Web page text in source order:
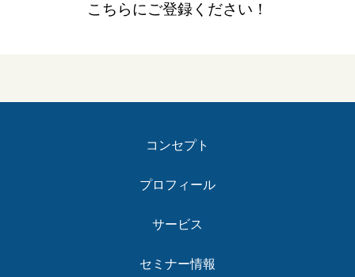
こちらにご登録ください！
コンセプト
プロフィール
サービス
セミナー情報